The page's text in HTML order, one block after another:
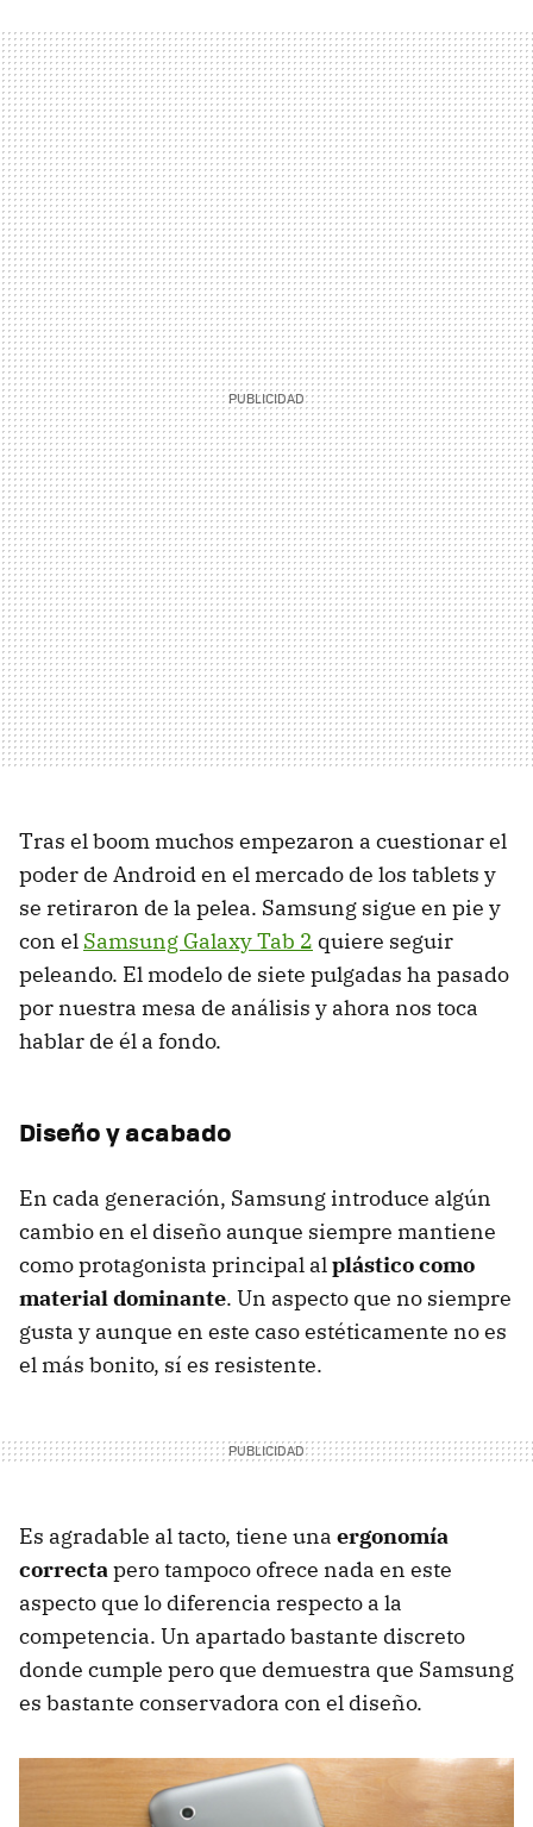
Tras el boom muchos empezaron a cuestionar el
poder de Android en el mercado de los tablets y
se retiraron de la pelea. Samsung sigue en pie y
con el Samsung Galaxy Tab 2 quiere seguir
peleando. El modelo de siete pulgadas ha pasado
por nuestra mesa de análisis y ahora nos toca
hablar de él a fondo.
Diseño y acabado
En cada generación, Samsung introduce algún
cambio en el diseño aunque siempre mantiene
como protagonista principal alplástico como
material dominante. Un aspecto que no siempre
gusta y aunque en este caso estéticamente no es
el más bonito, sí es resistente.
Es agradable al tacto, tiene una ergonomía
correctapero tampoco ofrece nada en este
aspecto que lo diferencia respecto a la
competencia. Un apartado bastante discreto
donde cumple pero que demuestra que Samsung
es bastante conservadora con el diseño.